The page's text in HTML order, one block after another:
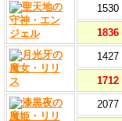
1530
1836
1427
1712
2077